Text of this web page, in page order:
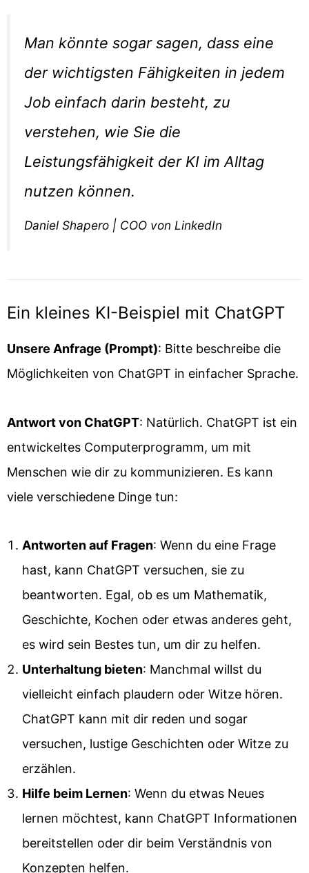
Man könnte sogar sagen, dass eine
der wichtigsten Fähigkeiten in jedem
Job einfach darin besteht, zu
verstehen, wie Sie die
Leistungsfähigkeit der KI im Alltag
nutzen können.
Daniel Shapero | COO von LinkedIn
Ein kleines KI-Beispiel mit ChatGPT
Unsere Anfrage (Prompt): Bitte beschreibe die
Möglichkeiten von ChatGPT in einfacher Sprache.
Antwort von ChatGPT: Natürlich. ChatGPT ist ein
entwickeltes Computerprogramm, um mit
Menschen wie dir zu kommunizieren. Es kann
viele verschiedene Dinge tun:
Antworten auf Fragen: Wenn du eine Frage
hast, kann ChatGPT versuchen, sie zu
beantworten. Egal, ob es um Mathematik,
Geschichte, Kochen oder etwas anderes geht,
es wird sein Bestes tun, um dir zu helfen.
Unterhaltung bieten: Manchmal willst du
vielleicht einfach plaudern oder Witze hören.
ChatGPT kann mit dir reden und sogar
versuchen, lustige Geschichten oder Witze zu
erzählen.
Hilfe beim Lernen: Wenn du etwas Neues
lernen möchtest, kann ChatGPT Informationen
bereitstellen oder dir beim Verständnis von
Konzepten helfen.